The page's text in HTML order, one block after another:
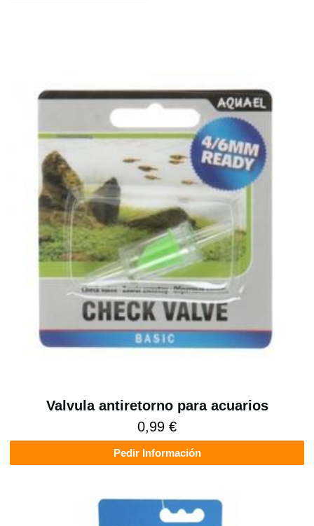
Valvula antiretorno para acuarios
0,99 €
Pedir Información